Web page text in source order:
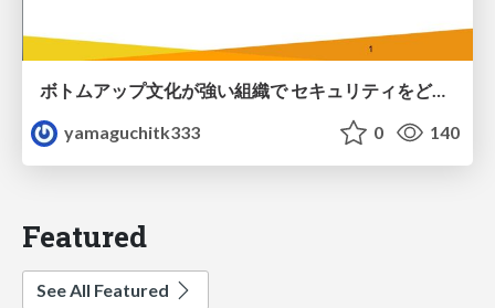
ボトムアップ文化が強い組織で セキュリティをどう根付かせていくかの現在進行形の話 / Making Security Stick in a Bottom-Up Organization
yamaguchitk333
0 140
Featured
See All Featured